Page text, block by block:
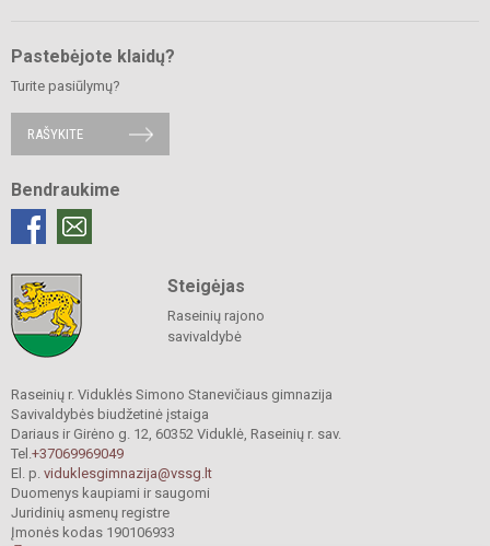
Pastebėjote klaidų?
Turite pasiūlymų?
RAŠYKITE
Bendraukime
Steigėjas
Raseinių rajono
savivaldybė
Raseinių r. Viduklės Simono Stanevičiaus gimnazija
Savivaldybės biudžetinė įstaiga
Dariaus ir Girėno g. 12, 60352 Viduklė, Raseinių r. sav.
Tel.+37069969049
El. p. viduklesgimnazija@vssg.lt
Duomenys kaupiami ir saugomi
Juridinių asmenų registre
Įmonės kodas 190106933